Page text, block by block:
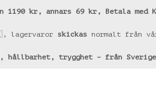
kr, annars 69 kr, Betala med
lagervaror skickas normalt från
hållbarhet, trygghet – från Sverige